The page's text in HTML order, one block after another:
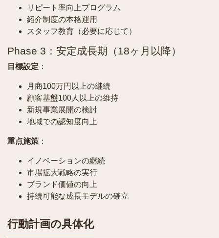
リピート率向上プログラム
紹介制度の本格運用
スタッフ教育（必要に応じて）
Phase 3：安定成長期（18ヶ月以降）
目標設定 ：
月商100万円以上の継続
顧客基盤100人以上の維持
新規事業展開の検討
地域での認知度向上
重点施策 ：
イノベーションの継続
市場拡大戦略の実行
ブランド価値の向上
持続可能な成長モデルの確立
行動計画の具体化